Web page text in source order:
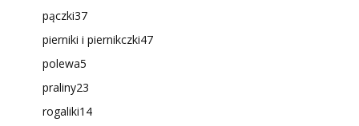
pączki37
pierniki i piernikczki47
polewa5
praliny23
rogaliki14